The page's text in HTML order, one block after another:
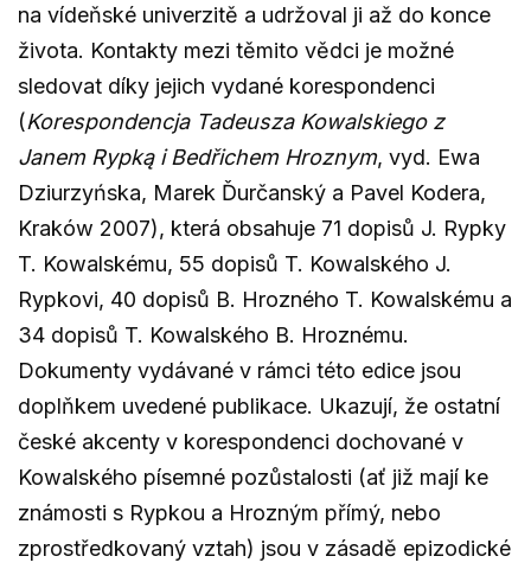
na vídeňské univerzitě a udržoval ji až do konce
života. Kontakty mezi těmito vědci je možné
sledovat díky jejich vydané korespondenci
(Korespondencja Tadeusza Kowalskiego z
Janem Rypką i Bedřichem Hroznym, vyd. Ewa
Dziurzyńska, Marek Ďurčanský a Pavel Kodera,
Kraków 2007), která obsahuje 71 dopisů J. Rypky
T. Kowalskému, 55 dopisů T. Kowalského J.
Rypkovi, 40 dopisů B. Hrozného T. Kowalskému a
34 dopisů T. Kowalského B. Hroznému.
Dokumenty vydávané v rámci této edice jsou
doplňkem uvedené publikace. Ukazují, že ostatní
české akcenty v korespondenci dochované v
Kowalského písemné pozůstalosti (ať již mají ke
známosti s Rypkou a Hrozným přímý, nebo
zprostředkovaný vztah) jsou v zásadě epizodické